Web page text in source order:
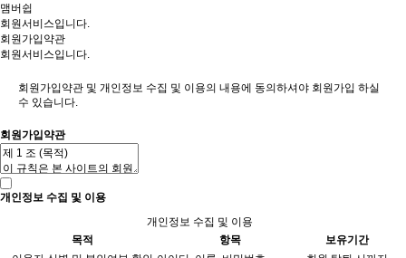
맴버쉽
회원서비스입니다.
회원가입약관
회원서비스입니다.
회원가입약관 및 개인정보 수집 및 이용의 내용에 동의하셔야 회원가입 하실
수 있습니다.
회원가입약관
개인정보 수집 및 이용
개인정보 수집 및 이용
목적
항목
보유기간